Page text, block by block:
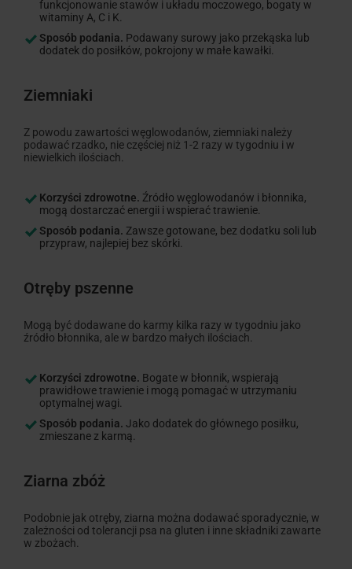
funkcjonowanie stawów i układu moczowego, bogaty w
witaminy A, C i K.
Sposób podania. Podawany surowy jako przekąska lub
dodatek do posiłków, pokrojony w małe kawałki.
Ziemniaki
Z powodu zawartości węglowodanów, ziemniaki należy
podawać rzadko, nie częściej niż 1-2 razy w tygodniu i w
niewielkich ilościach.
Korzyści zdrowotne. Źródło węglowodanów i błonnika,
mogą dostarczać energii i wspierać trawienie.
Sposób podania. Zawsze gotowane, bez dodatku soli lub
przypraw, najlepiej bez skórki.
Otręby pszenne
Mogą być dodawane do karmy kilka razy w tygodniu jako
źródło błonnika, ale w bardzo małych ilościach.
Korzyści zdrowotne. Bogate w błonnik, wspierają
prawidłowe trawienie i mogą pomagać w utrzymaniu
optymalnej wagi.
Sposób podania. Jako dodatek do głównego posiłku,
zmieszane z karmą.
Ziarna zbóż
Podobnie jak otręby, ziarna można dodawać sporadycznie, w
zależności od tolerancji psa na gluten i inne składniki zawarte
w zbożach.